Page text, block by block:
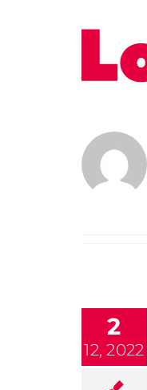
2
12, 2022